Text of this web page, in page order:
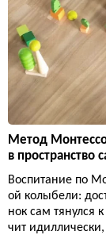
Метод
в пространство
Воспитание по
ой колыбели:
нок сам тянулся
чит